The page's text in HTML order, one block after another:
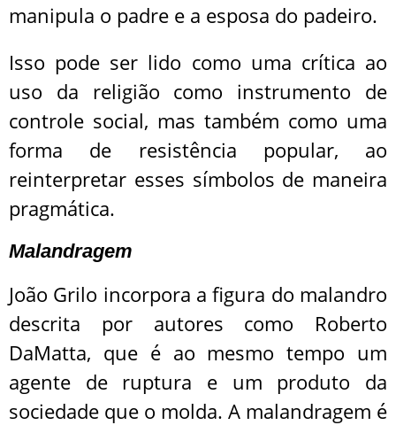
manipula o padre e a esposa do padeiro.
Isso pode ser lido como uma crítica ao
uso da religião como instrumento de
controle social, mas também como uma
forma de resistência popular, ao
reinterpretar esses símbolos de maneira
pragmática.
Malandragem
João Grilo incorpora a figura do malandro
descrita por autores como Roberto
DaMatta, que é ao mesmo tempo um
agente de ruptura e um produto da
sociedade que o molda. A malandragem é